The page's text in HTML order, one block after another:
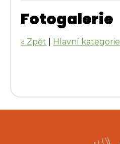
Fotogalerie
« Zpět Hlavní kategorie